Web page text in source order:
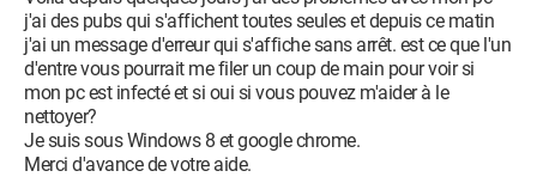
j'ai des pubs qui s'affichent toutes seules et depuis ce matin
j'ai un message d'erreur qui s'affiche sans arrêt. est ce que l'un
d'entre vous pourrait me filer un coup de main pour voir si
mon pc est infecté et si oui si vous pouvez m'aider à le
nettoyer?
Je suis sous Windows 8 et google chrome.
Merci d'avance de votre aide.